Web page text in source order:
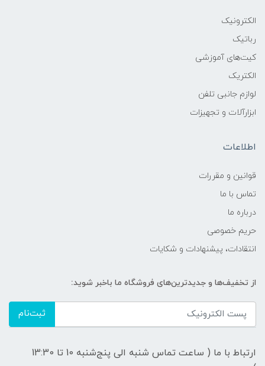
الکترونیک
رباتیک
کیت‌های آموزشی
الکتریک
لوازم جانبی تلفن
ابزارآلات و تجهیزات
اطلاعات
قوانين و مقررات
تماس با ما
درباره ما
حریم خصوصی
انتقادات، پیشنهادات و شکایات
از تخفیف‌ها و جدیدترین‌های فروشگاه ما باخبر شوید:
ثبت‌نام
ارتباط با ما ( ساعت تماس شنبه الی پنج‌شنبه 10 تا 13:30